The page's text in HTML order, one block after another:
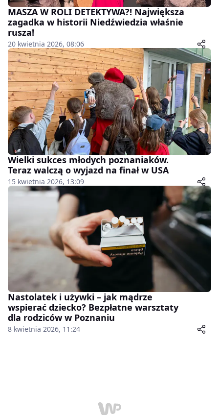
MASZA W ROLI DETEKTYWA?! Największa
zagadka w historii Niedźwiedzia właśnie
rusza!
20 kwietnia 2026, 08:06
Wielki sukces młodych poznaniaków.
Teraz walczą o wyjazd na finał w USA
15 kwietnia 2026, 13:09
Nastolatek i używki – jak mądrze
wspierać dziecko? Bezpłatne warsztaty
dla rodziców w Poznaniu
8 kwietnia 2026, 11:24